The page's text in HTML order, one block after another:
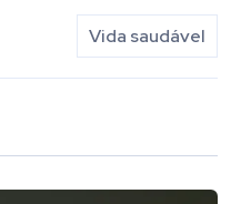
Vida saudável